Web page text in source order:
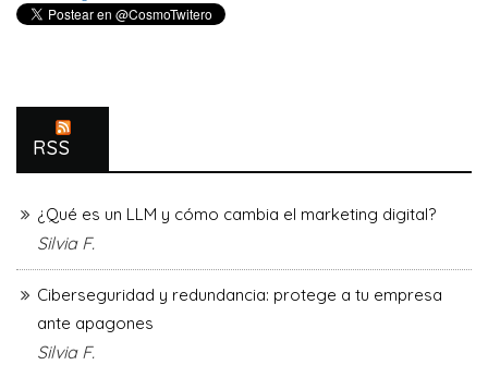
RSS
¿Qué es un LLM y cómo cambia el marketing digital?
Silvia F.
Ciberseguridad y redundancia: protege a tu empresa
ante apagones
Silvia F.